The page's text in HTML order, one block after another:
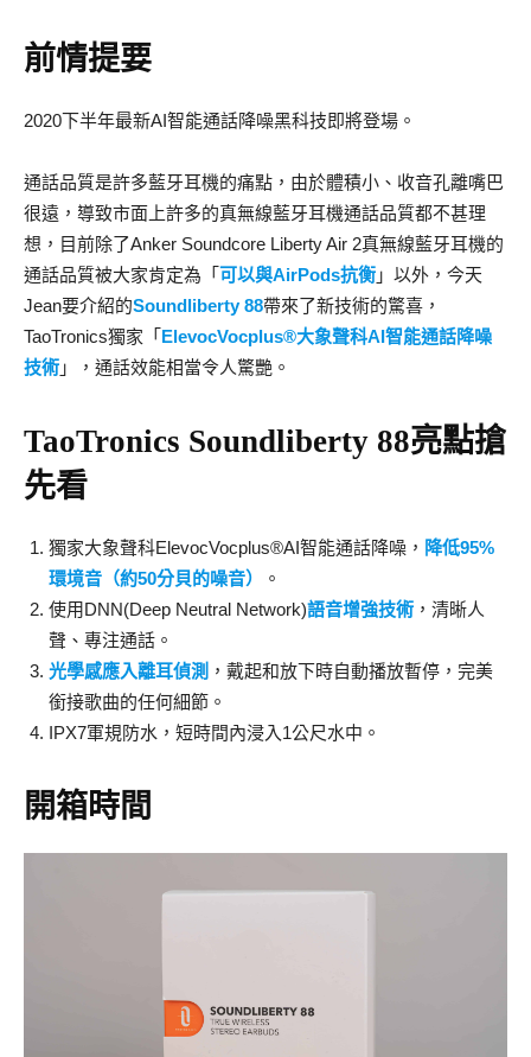
前情提要
2020下半年最新AI智能通話降噪黑科技即將登場。
通話品質是許多藍牙耳機的痛點，由於體積小、收音孔離嘴巴
很遠，導致市面上許多的真無線藍牙耳機通話品質都不甚理
想，目前除了Anker Soundcore Liberty Air 2真無線藍牙耳機的
通話品質被大家肯定為「 可以與AirPods抗衡 」以外，今天
Jean要介紹的Soundliberty 88帶來了新技術的驚喜，
TaoTronics獨家「 ElevocVocplus®大象聲科AI智能通話降噪
技術 」，通話效能相當令人驚艷。
TaoTronics Soundliberty 88亮點搶
先看
獨家大象聲科ElevocVocplus®AI智能通話降噪， 降低95%
環境音（約50分貝的噪音）
。
使用DNN(Deep Neutral Network)語音增強技術 ，清晰人
聲、專注通話。
光學感應入離耳偵測 ，戴起和放下時自動播放暫停，完美
銜接歌曲的任何細節。
IPX7軍規防水，短時間內浸入1公尺水中。
開箱時間